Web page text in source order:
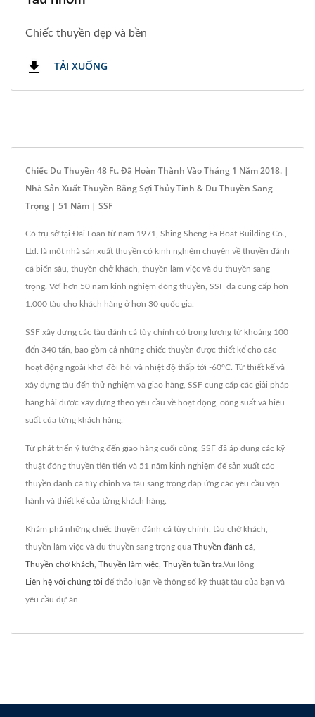
Chiếc thuyền đẹp và bền
TẢI XUỐNG
Chiếc Du Thuyền 48 Ft.Đã Hoàn Thành Vào Tháng 1 Năm 2018. |
Nhà Sản Xuất Thuyền Bằng Sợi Thủy Tinh & Du Thuyền Sang
Trọng | 51 Năm | SSF
Có trụ sở tại Đài Loan từ năm 1971, Shing Sheng Fa Boat Building Co.,
Ltd. là một nhà sản xuất thuyền có kinh nghiệm chuyên về thuyền đánh
cá biển sâu, thuyền chở khách, thuyền làm việc và du thuyền sang
trọng. Với hơn 50 năm kinh nghiệm đóng thuyền, SSF đã cung cấp hơn
1.000 tàu cho khách hàng ở hơn 30 quốc gia.
SSF xây dựng các tàu đánh cá tùy chỉnh có trọng lượng từ khoảng 100
đến 340 tấn, bao gồm cả những chiếc thuyền được thiết kế cho các
hoạt động ngoài khơi đòi hỏi và nhiệt độ thấp tới -60°C. Từ thiết kế và
xây dựng tàu đến thử nghiệm và giao hàng, SSF cung cấp các giải pháp
hàng hải được xây dựng theo yêu cầu về hoạt động, công suất và hiệu
suất của từng khách hàng.
Từ phát triển ý tưởng đến giao hàng cuối cùng, SSF đã áp dụng các kỹ
thuật đóng thuyền tiên tiến và 51 năm kinh nghiệm để sản xuất các
thuyền đánh cá tùy chỉnh và tàu sang trọng đáp ứng các yêu cầu vận
hành và thiết kế của từng khách hàng.
Khám phá những chiếc thuyền đánh cá tùy chỉnh, tàu chở khách,
thuyền làm việc và du thuyền sang trọng qua Thuyền đánh cá,
Thuyền chở khách, Thuyền làm việc, Thuyền tuần tra.Vui lòng
Liên hệ với chúng tôi để thảo luận về thông số kỹ thuật tàu của bạn và
yêu cầu dự án.